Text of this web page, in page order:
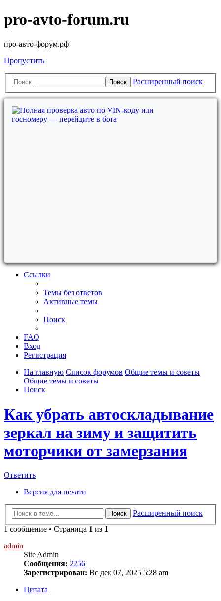
pro-avto-forum.ru
про-авто-форум.рф
Пропустить
Поиск Расширенный поиск
Ссылки
Темы без ответов
Активные темы
Поиск
FAQ
Вход
Регистрация
На главную Список форумов Общие темы и советы
Общие темы и советы
Поиск
Как убрать автоскладывание
зеркал на зиму и защитить
моторчики от замерзания
Ответить
Версия для печати
Поиск
Расширенный поиск
1 сообщение • Страница 1 из 1
admin
Site Admin
Сообщения: 2256
Зарегистрирован: Вс дек 07, 2025 5:28 am
Цитата